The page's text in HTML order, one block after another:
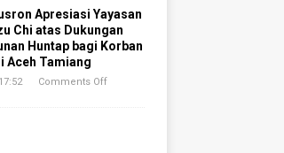
Apresiasi Yayasan
Chi atas Dukungan
Huntap bagi Korban
Aceh Tamiang
Comments Off